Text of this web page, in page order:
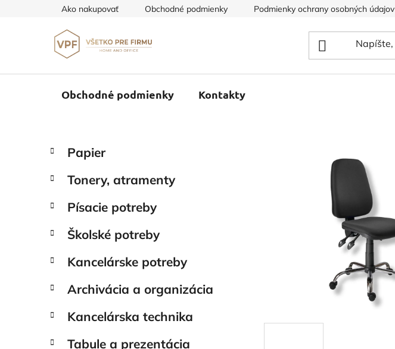
Ako nakupovať Obchodné podmienky Podmienky ochrany osobných údajov
Obchodné podmienky Kontakty
B
č
ý
a
n
e
l
kategórie
K
a
e
ó
i
Papier
Tonery, atramenty
Písacie potreby
Školské potreby
Kancelárske potreby
Archivácia a organizácia
Kancelárska technika
Tabule a prezentácia